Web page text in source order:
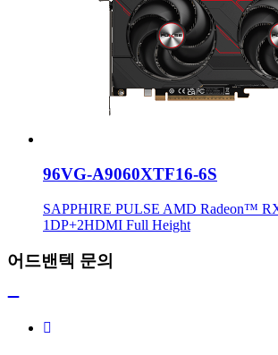
96VG-A9060XTF16-6S
SAPPHIRE PULSE AMD Radeon™
1DP+2HDMI Full Height
어드밴텍 문의